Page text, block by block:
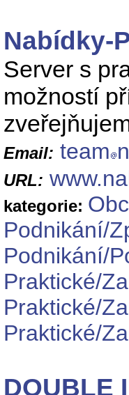
Nabídky-
Server s
možností
Email: team
URL:
kategorie:
Podnikání/
Podnikání/
Praktické/
Praktické/
Praktické/
DOUBLE